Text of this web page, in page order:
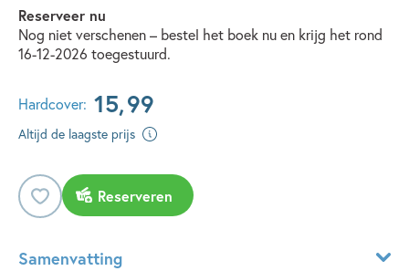
Reserveer nu
Nog niet verschenen – bestel het boek nu en krijg het rond
16-12-2026 toegestuurd.
Hardcover: 15,99
Altijd de laagste prijs
Reserveren
Samenvatting